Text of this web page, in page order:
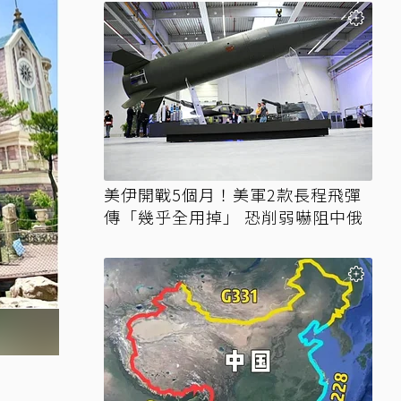
美伊開戰5個月！美軍2款長程飛彈
傳「幾乎全用掉」 恐削弱嚇阻中俄